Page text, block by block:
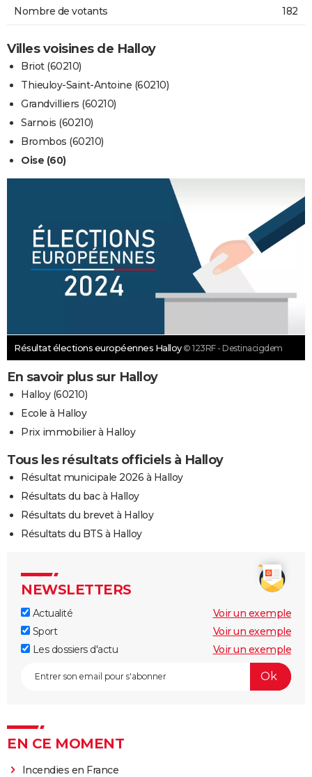
Nombre de votants 182
Villes voisines de Halloy
Briot (60210)
Thieuloy-Saint-Antoine (60210)
Grandvilliers (60210)
Sarnois (60210)
Brombos (60210)
Oise (60)
Résultat élections européennes Halloy © 123RF - Destinacigdem
En savoir plus sur Halloy
Halloy (60210)
Ecole à Halloy
Prix immobilier à Halloy
Tous les résultats officiels à Halloy
Résultat municipale 2026 à Halloy
Résultats du bac à Halloy
Résultats du brevet à Halloy
Résultats du BTS à Halloy
NEWSLETTERS
Actualité
Voir un exemple
Sport
Voir un exemple
Les dossiers d'actu
Voir un exemple
EN CE MOMENT
Incendies en France